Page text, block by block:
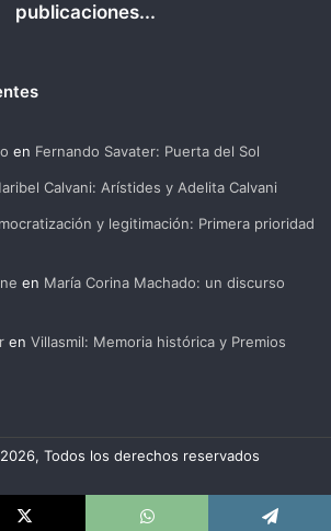
publicaciones...
en Fernando Savater: Puerta del Sol
Calvani: Arístides y Adelita Calvani
y legitimación: Primera prioridad
en María Corina Machado: un discurso
en Villasmil: Memoria histórica y Premios
Todos los derechos reservados